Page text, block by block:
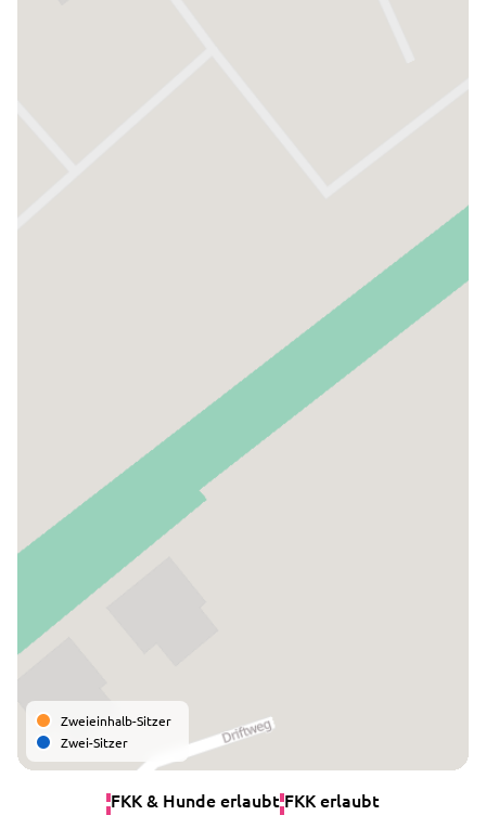
Zweieinhalb-Sitzer
Zwei-Sitzer
FKK & Hunde erlaubt FKK erlaubt